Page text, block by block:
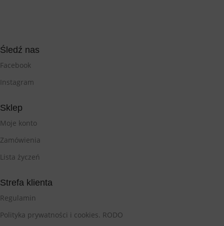
Śledź nas
Facebook
Instagram
Sklep
Moje konto
Zamówienia
Lista życzeń
Strefa klienta
Regulamin
Polityka prywatności i cookies. RODO